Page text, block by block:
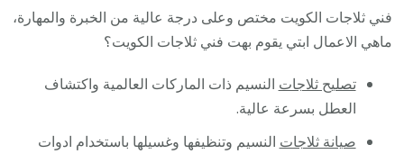
فني ثلاجات الكويت مختص وعلى درجة عالية من الخبرة والمهارة،
ماهي الاعمال ابتي يقوم بهت فني ثلاجات الكويت؟
تصليح ثلاجات النسيم ذات الماركات العالمية واكتشاف
العطل بسرعة عالية.
صيانة ثلاجات النسيم وتنظيفها وغسيلها باستخدام ادوات